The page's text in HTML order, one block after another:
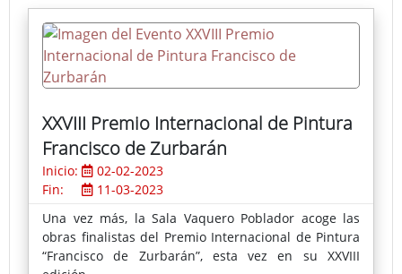
XXVIII Premio Internacional de Pintura
Francisco de Zurbarán
Inicio:
02-02-2023
Fin:
11-03-2023
Una vez más, la Sala Vaquero Poblador acoge las
obras finalistas del Premio Internacional de Pintura
“Francisco de Zurbarán”, esta vez en su XXVIII